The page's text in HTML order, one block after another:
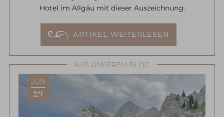
Hotel im Allgäu mit dieser Auszeichnung.
ARTIKEL WEITERLESEN
AUS UNSEREM BLOG
JUN
29